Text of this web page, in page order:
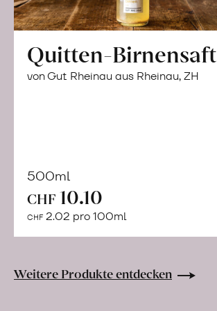
Quitten-Birnensaft
von Gut Rheinau aus Rheinau, ZH
500ml
CHF 10.10
CHF 2.02 pro 100ml
Warenkorb
Weitere Produkte entdecken